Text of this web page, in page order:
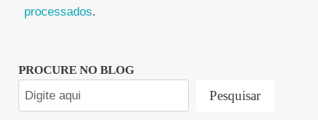
processados.
PROCURE NO BLOG
Pesquisar